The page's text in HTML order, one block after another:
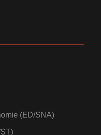
(ED/SNA)